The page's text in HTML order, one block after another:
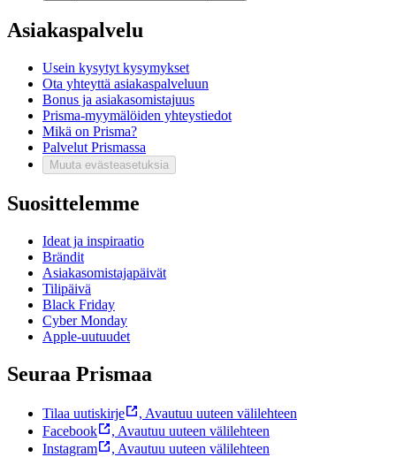
Asiakaspalvelu
Usein kysytyt kysymykset
Ota yhteyttä asiakaspalveluun
Bonus ja asiakasomistajuus
Prisma-myymälöiden yhteystiedot
Mikä on Prisma?
Palvelut Prismassa
Muuta evästeasetuksia
Suosittelemme
Ideat ja inspiraatio
Brändit
Asiakasomistajapäivät
Tilipäivä
Black Friday
Cyber Monday
Apple-uutuudet
Seuraa Prismaa
Tilaa uutiskirje , Avautuu uuteen välilehteen
Facebook
, Avautuu uuteen välilehteen
Instagram
, Avautuu uuteen välilehteen